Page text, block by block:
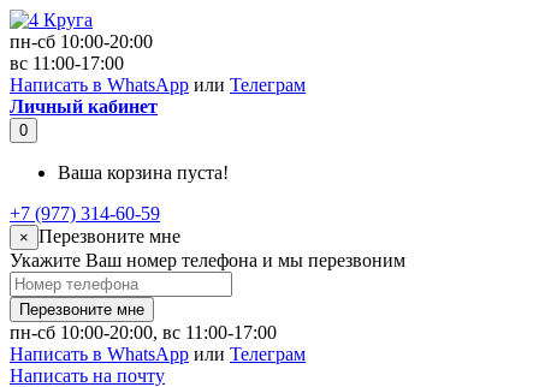
пн-сб 10:00-20:00
вс 11:00-17:00
Написать в WhatsApp или Телеграм
Личный кабинет
0
Ваша корзина пуста!
+7 (977) 314-60-59
× Перезвоните мне
Укажите Ваш номер телефона и мы перезвоним
Перезвоните мне
пн-сб 10:00-20:00, вс 11:00-17:00
Написать в WhatsApp или Телеграм
Написать на почту